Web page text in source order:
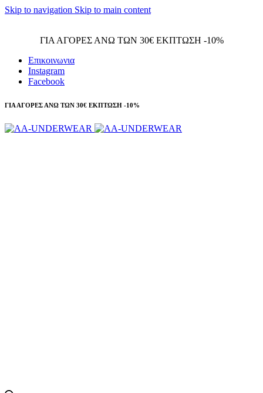
Skip to navigation Skip to main content
ΓΙΑ ΑΓΟΡΕΣ ΑΝΩ ΤΩΝ 30€ ΕΚΠΤΩΣΗ -10%
Επικοινωνια
Instagram
Facebook
ΓΙΑ ΑΓΟΡΕΣ ΑΝΩ ΤΩΝ 30€ ΕΚΠΤΩΣΗ -10%